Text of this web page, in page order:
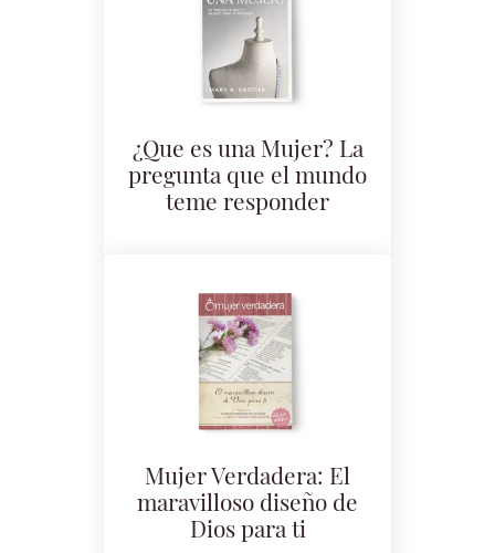
¿Que es una Mujer? La
pregunta que el mundo
teme responder
Mujer Verdadera: El
maravilloso diseño de
Dios para ti